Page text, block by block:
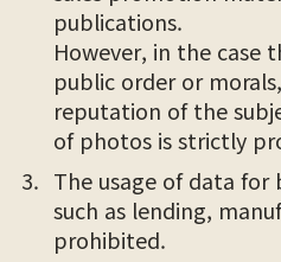
publications.
However, in the case
public order or
reputation of the
of photos is strictly
The usage of data for
such as lending,
prohibited.